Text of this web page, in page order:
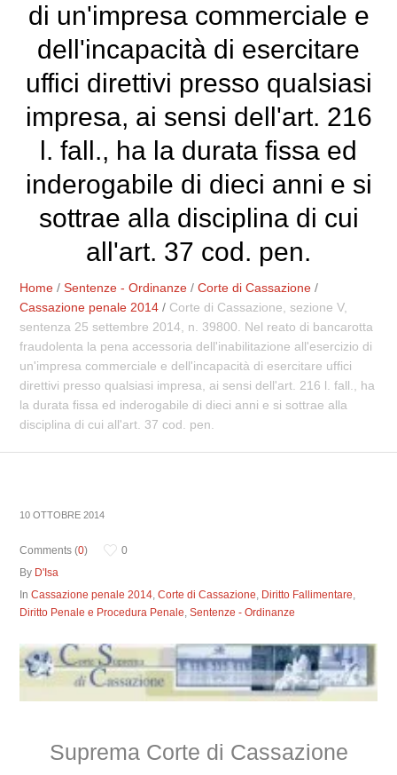
di un'impresa commerciale e
dell'incapacità di esercitare
uffici direttivi presso qualsiasi
impresa, ai sensi dell'art. 216
l. fall., ha la durata fissa ed
inderogabile di dieci anni e si
sottrae alla disciplina di cui
all'art. 37 cod. pen.
Home /Sentenze - Ordinanze /Corte di Cassazione /
Cassazione penale 2014 / Corte di Cassazione, sezione V,
sentenza 25 settembre 2014, n. 39800. Nel reato di bancarotta
fraudolenta la pena accessoria dell'inabilitazione all'esercizio di
un'impresa commerciale e dell'incapacità di esercitare uffici
direttivi presso qualsiasi impresa, ai sensi dell'art. 216 l. fall., ha
la durata fissa ed inderogabile di dieci anni e si sottrae alla
disciplina di cui all'art. 37 cod. pen.
10 OTTOBRE 2014
Comments (0)
0
By D'Isa
InCassazione penale 2014,Corte di Cassazione, Diritto Fallimentare,
Diritto Penale e Procedura Penale,Sentenze - Ordinanze
Suprema Corte di Cassazione